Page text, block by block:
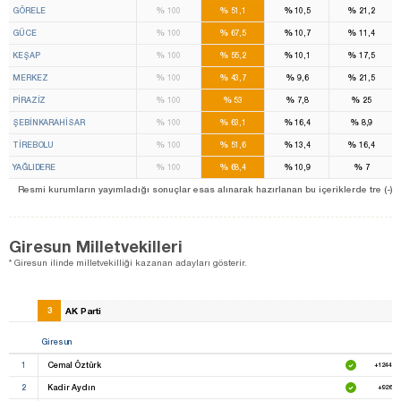
GÖRELE % 100 %51,1 %10,5 % 21,2
GÜCE % 100 %67,5 %10,7 % 11,4
KEŞAP % 100 %55,2 %10,1 % 17,5
MERKEZ % 100 %43,7 %9,6 % 21,5
PİRAZİZ % 100 %53 %7,8 % 25
ŞEBİNKARAHİSAR % 100 %63,1 %16,4 %8,9
TİREBOLU % 100 %51,6 %13,4 % 16,4
YAĞLIDERE % 100 %68,4 %10,9 %7
Resmi kurumların yayımladığı sonuçlar esas alınarak hazırlanan bu içeriklerde tre
Giresun Milletvekilleri
* Giresun ilinde milletvekilliği kazanan adayları gösterir.
3 AK Parti
Giresun
1 Cemal Öztürk +124454
2 Kadir Aydın +92683